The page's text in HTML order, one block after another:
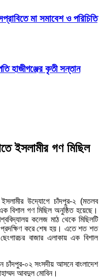
মা সমাবেশ ও পরিচিতি
হাজীগঞ্জের কৃতী সন্তান
ইসলামীর গণ মিছিল
উদ্যোগে চাঁদপুর-২ (মতলব
বিশাল গণ মিছিল অনুষ্ঠিত হয়েছে।
কলেজ মাঠ থেকে মিছিলটি
প্রদক্ষিণ করে শেষ হয়। এতে শত শত
বাজার এলাকায় এক বিশাল
চাঁদপুর-০২ সংসদীয় আসনে বাংলাদেশ
আবদুল মোবিন।